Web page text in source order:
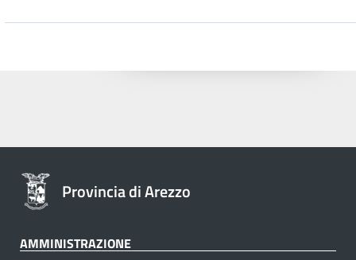
Provincia di Arezzo
AMMINISTRAZIONE